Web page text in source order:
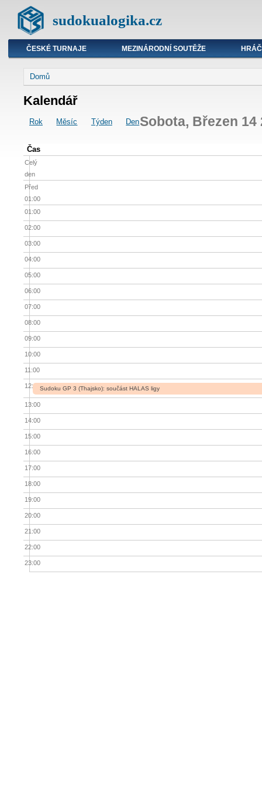
sudokualogika.cz
ČESKÉ TURNAJE MEZINÁRODNÍ SOUTĚŽE
Domů
Kalendář
Rok Měsíc Týden DenSobota, Březen 14
Čas
Celý
den
Před
01:00
01:00
02:00
03:00
04:00
05:00
06:00
07:00
08:00
09:00
10:00
11:00
12:00Sudoku GP 3 (Thajsko): součást HALAS ligy
13:00
14:00
15:00
16:00
17:00
18:00
19:00
20:00
21:00
22:00
23:00